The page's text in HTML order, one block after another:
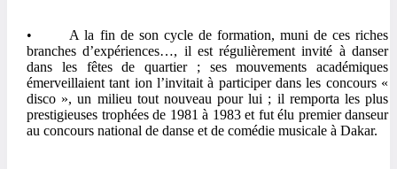
• A la fin de son cycle de formation, muni de ces riches
branches d’expériences…, il est régulièrement invité à danser
dans les fêtes de quartier ; ses mouvements académiques
émerveillaient tant ion l’invitait à participer dans les concours «
disco », un milieu tout nouveau pour lui ; il remporta les plus
prestigieuses trophées de 1981 à 1983 et fut élu premier danseur
au concours national de danse et de comédie musicale à Dakar.